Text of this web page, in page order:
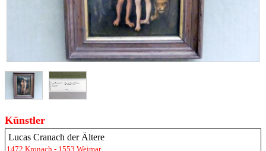
Künstler
Lucas Cranach der Ältere
1472 Kronach - 1553 Weimar